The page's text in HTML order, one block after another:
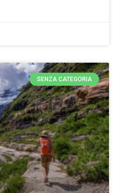
SENZA CATEGORIA